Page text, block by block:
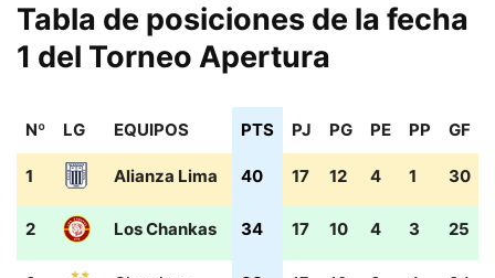
Tabla de posiciones de la fecha
1 del Torneo Apertura
Nº LG EQUIPOS PTS PJ PG PE PP GF
Nº
LG EQUIPOS PTS PJ PG PE PP GF
1 Alianza Lima 40 17 12 4 1 30
2 Los Chankas 34 17 10 4 3 25